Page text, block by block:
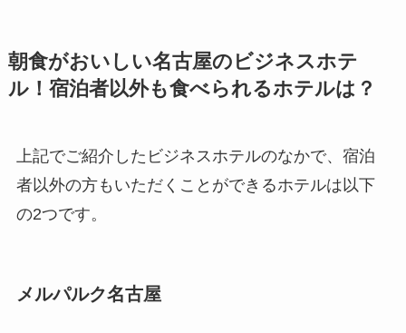
朝食がおいしい名古屋のビジネスホテ
ル！宿泊者以外も食べられるホテルは？
上記でご紹介したビジネスホテルのなかで、宿泊
者以外の方もいただくことができるホテルは以下
の2つです。
メルパルク名古屋